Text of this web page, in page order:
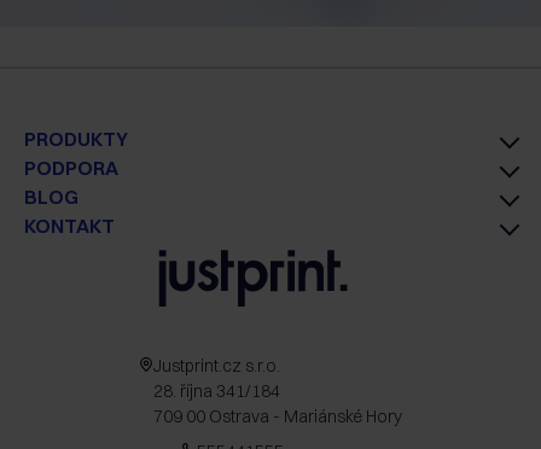
PRODUKTY
PODPORA
BLOG
KONTAKT
Justprint.cz s.r.o.
28. října 341/184
709 00 Ostrava - Mariánské Hory